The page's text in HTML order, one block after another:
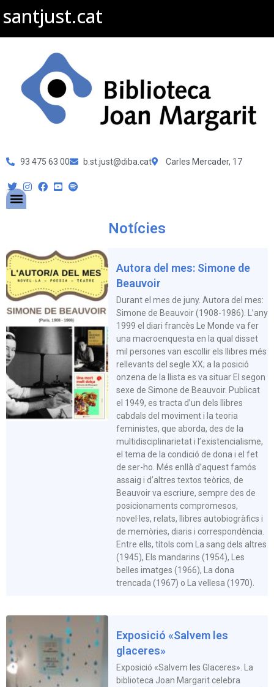
santjust.cat
93 475 63 00 b.st.just@diba.cat Carles Mercader, 17
Notícies
Autora del mes: Simone de
Beauvoir
Durant el mes de juny. Autora del mes:
Simone de Beauvoir (1908-1986). L’any
1999 el diari francès Le Monde va fer
una macroenquesta en la qual disset
mil persones van escollir els llibres més
rellevants del segle XX; a la posició
onzena de la llista es va situar El segon
sexe de Simone de Beauvoir. Publicat
el 1949, es tracta d’un dels llibres
cabdals del moviment i la teoria
feministes, que aborda, des de la
multidisciplinarietat i l’existencialisme,
el tema de la condició de dona i el fet
de ser-ho. Més enllà d’aquest famós
assaig i d’altres textos teòrics, de
Beauvoir va escriure, sempre des de
posicionaments compromesos,
novel·les, relats, llibres autobiogràfics i
de memòries, diaris i correspondència.
Entre ells, títols com La sang dels altres
(1945), Els mandarins (1954), Les
belles imatges (1966), La dona
trencada (1967) o La vellesa (1970).
Exposició «Salvem les
glaceres»
Exposició «Salvem les Glaceres». La
biblioteca Joan Margarit celebra